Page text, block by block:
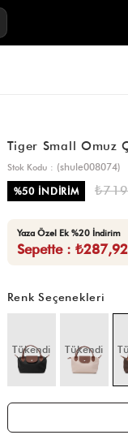
Tiger Small Omuz
Stok Kodu
(shule008074)
%50İNDIRIM
Yaza Özel Ek %20 İndirim
Sepette : ₺287,92
Renk Seçenekleri
Tükendi Tükendi